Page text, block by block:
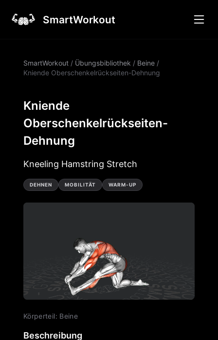
SmartWorkout
SmartWorkout / Übungsbibliothek / Beine /
Kniende Oberschenkelrückseiten-Dehnung
Kniende
Oberschenkelrückseiten-
Dehnung
Kneeling Hamstring Stretch
DEHNEN MOBILITÄT WARM-UP
Körperteil: Beine
Beschreibung